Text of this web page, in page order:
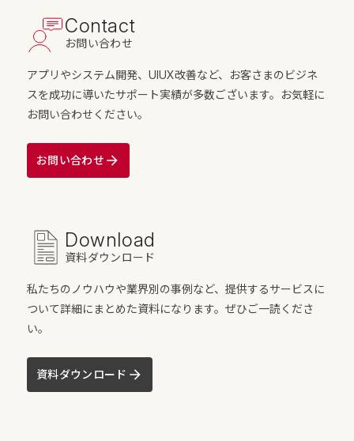
Contact
お問い合わせ
アプリやシステム開発、UIUX改善など、お客さまのビジネ
スを成功に導いたサポート実績が多数ございます。お気軽に
お問い合わせください。
お問い合わせ
Download
資料ダウンロード
私たちのノウハウや業界別の事例など、提供するサービスに
ついて詳細にまとめた資料になります。ぜひご一読くださ
い。
資料ダウンロード